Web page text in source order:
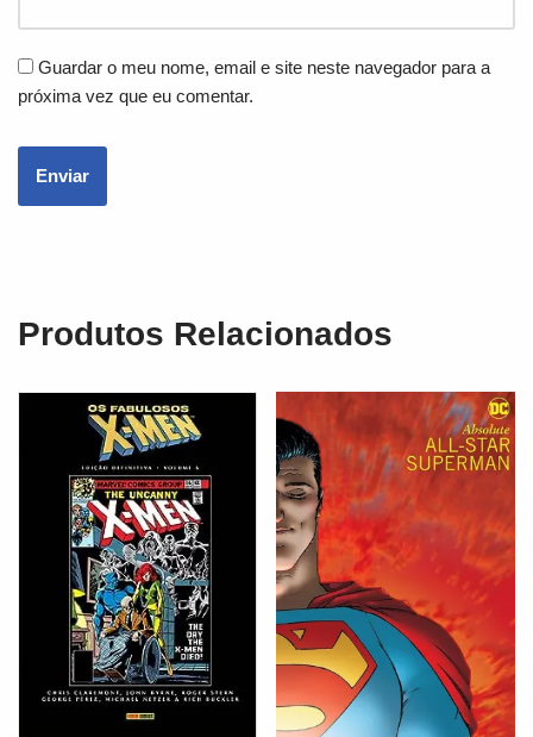
Guardar o meu nome, email e site neste navegador para a
próxima vez que eu comentar.
Produtos Relacionados